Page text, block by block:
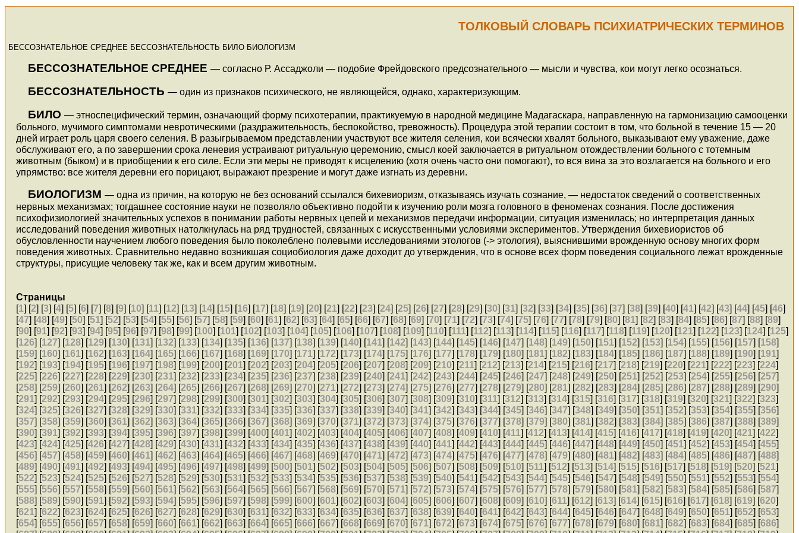
ТОЛКОВЫЙ СЛОВАРЬ ПСИХИАТРИЧЕСКИХ ТЕРМИНОВ
БЕССОЗНАТЕЛЬНОЕ СРЕДНЕЕ БЕССОЗНАТЕЛЬНОСТЬ БИЛО БИОЛОГИЗМ
БЕССОЗНАТЕЛЬНОЕ СРЕДНЕЕ— согласно Р. Ассаджоли — подобие Фрейдовского предсознательного — мысли и чувства, кои могут легко осознаться.
БЕССОЗНАТЕЛЬНОСТЬ— один из признаков психического, не являющейся, однако, характеризующим.
БИЛО— этноспецифический термин, означающий форму психотерапии, практикуемую в народной медицине Мадагаскара, направленную на гармонизацию самооценки
больного, мучимого симптомами невротическими (раздражительность, беспокойство, тревожность). Процедура этой терапии состоит в том, что больной в течение 15 — 20
дней играет роль царя своего селения. В разыгрываемом представлении участвуют все жителя селения, кои всячески хвалят больного, выказывают ему уважение, даже
обслуживают его, а по завершении срока леневия устраивают ритуальную церемонию, смысл коей заключается в ритуальном отождествлении больного с тотемным
животным (быком) и в приобщении к его силе. Если эти меры не приводят к исцелению (хотя очень часто они помогают), то вся вина за это возлагается на больного и его
упрямство: все жителя деревни его порицают, выражают презрение и могут даже изгнать из деревни.
БИОЛОГИЗМ— одна из причин, на которую не без оснований ссылался бихевиоризм, отказываясь изучать сознание, — недостаток сведений о соответственных
нервных механизмах; тогдашнее состояние науки не позволяло объективно подойти к изучению роли мозга головного в феноменах сознания. После достижения
психофизиологией значительных успехов в понимании работы нервных цепей и механизмов передачи информации, ситуация изменилась; но интерпретация данных
исследований поведения животных натолкнулась на ряд трудностей, связанных с искусственными условиями экспериментов. Утверждения бихевиористов об
обусловленности научением любого поведения было поколеблено полевыми исследованиями этологов (-> этология), выяснившими врожденную основу многих форм
поведения животных. Сравнительно недавно возникшая социобиология даже доходит до утверждения, что в основе всех форм поведения социального лежат врожденные
структуры, присущие человеку так же, как и всем другим животным.
Страницы
[1] [2] [3] [4] [5] [6] [7] [8] [9] [10] [11] [12] [13] [14] [15] [16] [17] [18] [19] [20] [21] [22] [23] [24] [25] [26] [27] [28] [29] [30] [31] [32] [33] [34] [35] [36] [37] [38] [39] [40] [41] [42] [43] [44] [45] [46]
[47] [48] [49] [50] [51] [52] [53] [54] [55] [56] [57] [58] [59] [60] [61] [62] [63] [64] [65] [66] [67] [68] [69] [70] [71] [72] [73] [74] [75] [76] [77] [78] [79] [80] [81] [82] [83] [84] [85] [86] [87] [88] [89]
[90] [91] [92] [93] [94] [95] [96] [97] [98] [99] [100] [101] [102] [103] [104] [105] [106] [107] [108] [109] [110] [111] [112] [113] [114] [115] [116] [117] [118] [119] [120] [121] [122] [123] [124] [125]
[126] [127] [128] [129] [130] [131] [132] [133] [134] [135] [136] [137] [138] [139] [140] [141] [142] [143] [144] [145] [146] [147] [148] [149] [150] [151] [152] [153] [154] [155] [156] [157] [158]
[159] [160] [161] [162] [163] [164] [165] [166] [167] [168] [169] [170] [171] [172] [173] [174] [175] [176] [177] [178] [179] [180] [181] [182] [183] [184] [185] [186] [187] [188] [189] [190] [191]
[192] [193] [194] [195] [196] [197] [198] [199] [200] [201] [202] [203] [204] [205] [206] [207] [208] [209] [210] [211] [212] [213] [214] [215] [216] [217] [218] [219] [220] [221] [222] [223] [224]
[225] [226] [227] [228] [229] [230] [231] [232] [233] [234] [235] [236] [237] [238] [239] [240] [241] [242] [243] [244] [245] [246] [247] [248] [249] [250] [251] [252] [253] [254] [255] [256] [257]
[258] [259] [260] [261] [262] [263] [264] [265] [266] [267] [268] [269] [270] [271] [272] [273] [274] [275] [276] [277] [278] [279] [280] [281] [282] [283] [284] [285] [286] [287] [288] [289] [290]
[291] [292] [293] [294] [295] [296] [297] [298] [299] [300] [301] [302] [303] [304] [305] [306] [307] [308] [309] [310] [311] [312] [313] [314] [315] [316] [317] [318] [319] [320] [321] [322] [323]
[324] [325] [326] [327] [328] [329] [330] [331] [332] [333] [334] [335] [336] [337] [338] [339] [340] [341] [342] [343] [344] [345] [346] [347] [348] [349] [350] [351] [352] [353] [354] [355] [356]
[357] [358] [359] [360] [361] [362] [363] [364] [365] [366] [367] [368] [369] [370] [371] [372] [373] [374] [375] [376] [377] [378] [379] [380] [381] [382] [383] [384] [385] [386] [387] [388] [389]
[390] [391] [392] [393] [394] [395] [396] [397] [398] [399] [400] [401] [402] [403] [404] [405] [406] [407] [408] [409] [410] [411] [412] [413] [414] [415] [416] [417] [418] [419] [420] [421] [422]
[423] [424] [425] [426] [427] [428] [429] [430] [431] [432] [433] [434] [435] [436] [437] [438] [439] [440] [441] [442] [443] [444] [445] [446] [447] [448] [449] [450] [451] [452] [453] [454] [455]
[456] [457] [458] [459] [460] [461] [462] [463] [464] [465] [466] [467] [468] [469] [470] [471] [472] [473] [474] [475] [476] [477] [478] [479] [480] [481] [482] [483] [484] [485] [486] [487] [488]
[489] [490] [491] [492] [493] [494] [495] [496] [497] [498] [499] [500] [501] [502] [503] [504] [505] [506] [507] [508] [509] [510] [511] [512] [513] [514] [515] [516] [517] [518] [519] [520] [521]
[522] [523] [524] [525] [526] [527] [528] [529] [530] [531] [532] [533] [534] [535] [536] [537] [538] [539] [540] [541] [542] [543] [544] [545] [546] [547] [548] [549] [550] [551] [552] [553] [554]
[555] [556] [557] [558] [559] [560] [561] [562] [563] [564] [565] [566] [567] [568] [569] [570] [571] [572] [573] [574] [575] [576] [577] [578] [579] [580] [581] [582] [583] [584] [585] [586] [587]
[588] [589] [590] [591] [592] [593] [594] [595] [596] [597] [598] [599] [600] [601] [602] [603] [604] [605] [606] [607] [608] [609] [610] [611] [612] [613] [614] [615] [616] [617] [618] [619] [620]
[621] [622] [623] [624] [625] [626] [627] [628] [629] [630] [631] [632] [633] [634] [635] [636] [637] [638] [639] [640] [641] [642] [643] [644] [645] [646] [647] [648] [649] [650] [651] [652] [653]
[654] [655] [656] [657] [658] [659] [660] [661] [662] [663] [664] [665] [666] [667] [668] [669] [670] [671] [672] [673] [674] [675] [676] [677] [678] [679] [680] [681] [682] [683] [684] [685] [686]